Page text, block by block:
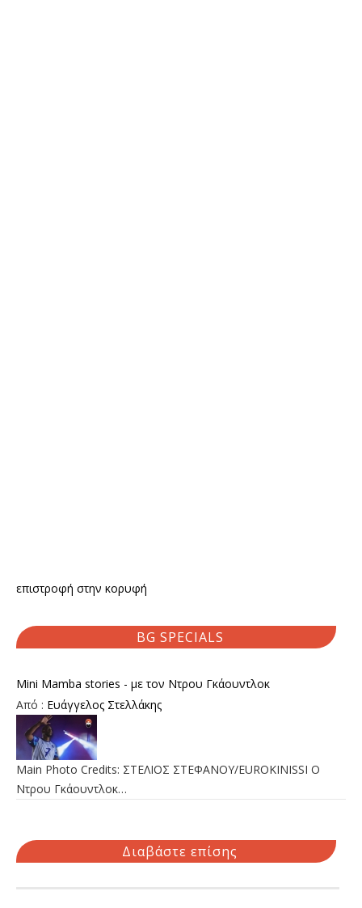
επιστροφή στην κορυφή
BG SPECIALS
Mini Mamba stories - με τον Ντρου Γκάουντλοκ
Από : Ευάγγελος Στελλάκης
Main Photo Credits: ΣΤΕΛΙΟΣ ΣΤΕΦΑΝΟΥ/EUROKINISSI Ο
Ντρου Γκάουντλοκ…
Διαβάστε επίσης